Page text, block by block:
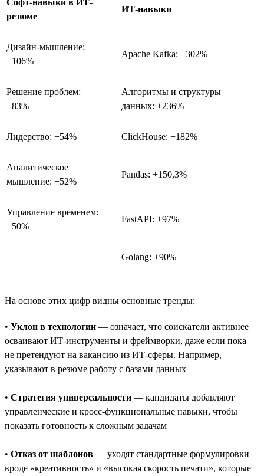
резюме
ИТ-навыки
Дизайн-мышление:
+106%
Apache Kafka: +302%
Решение проблем:
+83%
Алгоритмы и структуры
данных: +236%
Лидерство: +54% ClickHouse: +182%
Аналитическое
мышление: +52%
Pandas: +150,3%
Управление временем:
+50%
FastAPI: +97%
Golang: +90%
На основе этих цифр видны основные тренды:
• Уклон в технологии — означает, что соискатели активнее
осваивают ИТ-инструменты и фреймворки, даже если пока
не претендуют на вакансию из ИТ-сферы. Например,
указывают в резюме работу с базами данных
• Стратегия универсальности — кандидаты добавляют
управленческие и кросс-функциональные навыки, чтобы
показать готовность к сложным задачам
• Отказ от шаблонов — уходят стандартные формулировки
вроде «креативность» и «высокая скорость печати», которые